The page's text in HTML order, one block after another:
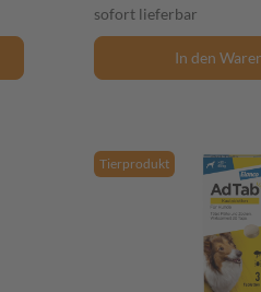
sofort lieferbar
In den
Tierprodukt